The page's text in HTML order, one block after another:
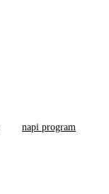
napi program